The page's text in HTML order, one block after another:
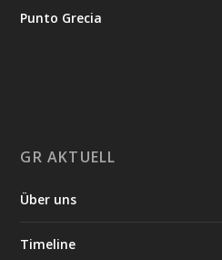
Punto Grecia
GR AKTUELL
Über uns
Timeline